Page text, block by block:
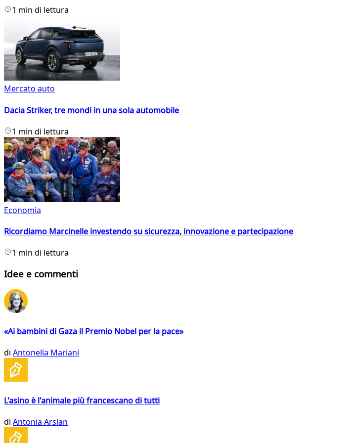
1 min di lettura
Mercato auto
Dacia Striker, tre mondi in una sola automobile
1 min di lettura
Economia
Ricordiamo Marcinelle investendo su sicurezza, innovazione e partecipazione
1 min di lettura
Idee e commenti
«Ai bambini di Gaza il Premio Nobel per la pace»
di Antonella Mariani
L'asino è l'animale più francescano di tutti
di Antonia Arslan